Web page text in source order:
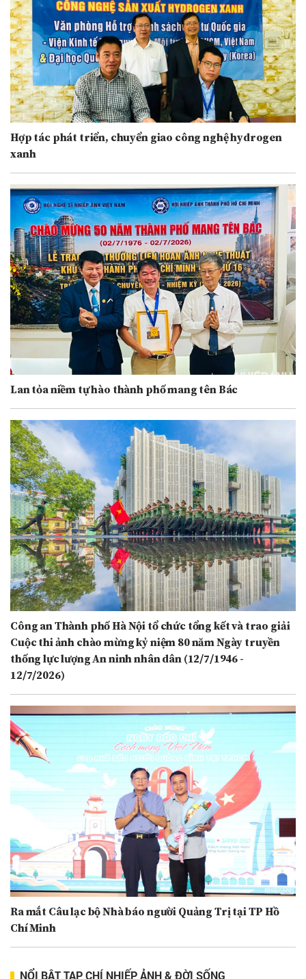
Hợp tác phát triển, chuyển giao công nghệ hydrogen
xanh
Lan tỏa niềm tự hào thành phố mang tên Bác
Công an Thành phố Hà Nội tổ chức tổng kết và trao giải
Cuộc thi ảnh chào mừng kỷ niệm 80 năm Ngày truyền
thống lực lượng An ninh nhân dân (12/7/1946 -
12/7/2026)
Ra mắt Câu lạc bộ Nhà báo người Quảng Trị tại TP Hồ
Chí Minh
NỔI BẬT TẠP CHÍ NHIẾP ẢNH & ĐỜI SỐNG